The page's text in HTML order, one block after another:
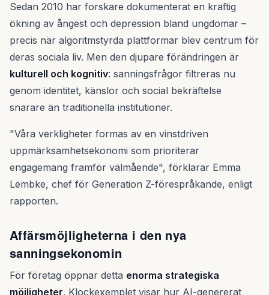
Sedan 2010 har forskare dokumenterat en kraftig
ökning av ångest och depression bland ungdomar –
precis när algoritmstyrda plattformar blev centrum för
deras sociala liv. Men den djupare förändringen är
kulturell och kognitiv: sanningsfrågor filtreras nu
genom identitet, känslor och social bekräftelse
snarare än traditionella institutioner.
"Våra verkligheter formas av en vinstdriven
uppmärksamhetsekonomi som prioriterar
engagemang framför välmående", förklarar Emma
Lembke, chef för Generation Z-förespråkande, enligt
rapporten.
Affärsmöjligheterna i den nya
sanningsekonomin
För företag öppnar detta enorma strategiska
möjligheter. Klockexemplet visar hur AI-genererat